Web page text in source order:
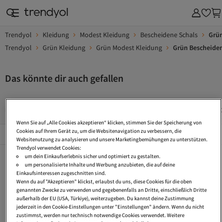
Trendyol Kleidung Modest Kleidung Bescheidene Schals
Trendyol
Grün Kleidung Grün Modest Kleidung Grün
Das könnte dir auch gefallen
Beliebte Seiten Alles Sehen
Strickschal Karierte Schals
Schal Extra Lang
Schal Orientalisch
Viskose Schal
Dünner Schal
Schal Bunt
Strickmuster Schal Dünne Wolle
Plüsch Schal
Satin Schal
Crinkle Schal
Wenn Sie auf „Alle Cookies akzeptieren“ klicken, stimmen Sie der Speicherung von
Cookies auf Ihrem Gerät zu, um die Websitenavigation zu verbessern, die
Websitenutzung zu analysieren und unsere Marketingbemühungen zu unterstützen.
Trendyol verwendet Cookies:
um dein Einkaufserlebnis sicher und optimiert zu gestalten.
um personalisierte Inhalte und Werbung anzubieten, die auf deine
Einkaufsinteressen zugeschnitten sind.
Wenn du auf "Akzeptieren" klickst, erlaubst du uns, diese Cookies für die oben
genannten Zwecke zu verwenden und gegebenenfalls an Dritte, einschließlich Dritte
außerhalb der EU (USA, Türkiye), weiterzugeben. Du kannst deine Zustimmung
jederzeit in den Cookie-Einstellungen unter "Einstellungen" ändern. Wenn du nicht
zustimmst, werden nur technisch notwendige Cookies verwendet. Weitere